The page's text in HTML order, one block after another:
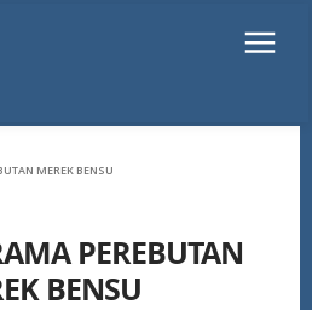
MEREK BENSU
PEREBUTAN
BENSU